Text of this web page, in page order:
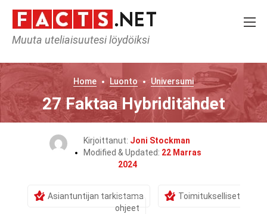
Muuta uteliaisuutesi löydöiksi
Home Luonto Universumi
27 Faktaa Hybriditähdet
Kirjoittanut: Joni Stockman
Modified & Updated: 22 Marras
2024
Asiantuntijan tarkistama
Toimitukselliset
ohjeet